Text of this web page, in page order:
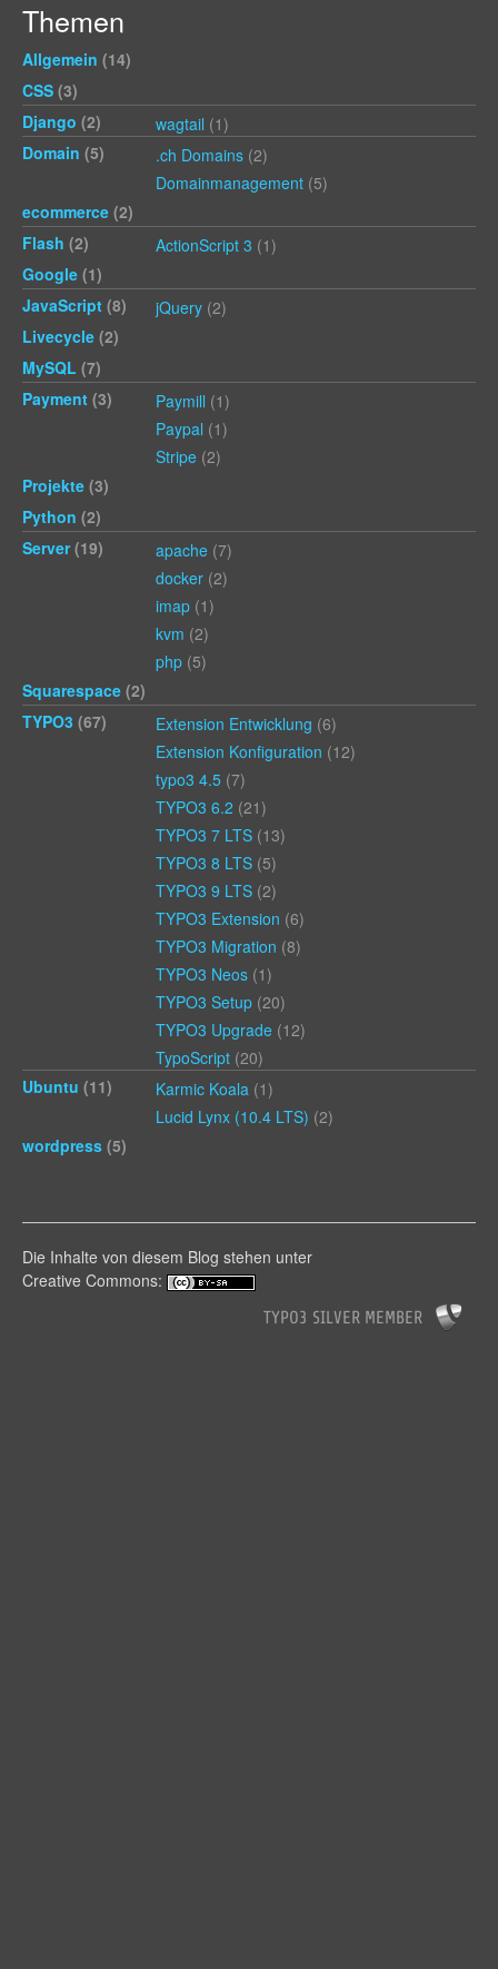
Themen
Allgemein (14)
CSS (3)
Django (2) wagtail (1)
Domain (5) .ch Domains (2)
Domainmanagement (5)
ecommerce (2)
Flash (2) ActionScript 3 (1)
Google (1)
JavaScript (8) jQuery (2)
Livecycle (2)
MySQL (7)
Payment (3) Paymill (1)
Paypal (1)
Stripe (2)
Projekte (3)
Python (2)
Server(19) apache (7)
docker (2)
imap (1)
kvm (2)
php (5)
Squarespace (2)
TYPO3 (67) Extension Entwicklung (6)
Extension Konfiguration (12)
typo3 4.5 (7)
TYPO3 6.2 (21)
TYPO3 7 LTS (13)
TYPO3 8 LTS (5)
TYPO3 9 LTS (2)
TYPO3 Extension (6)
TYPO3 Migration (8)
TYPO3 Neos (1)
TYPO3 Setup (20)
TYPO3 Upgrade (12)
TypoScript (20)
Ubuntu (11) Karmic Koala (1)
Lucid Lynx (10.4 LTS) (2)
wordpress (5)
Die Inhalte von diesem Blog stehen unter
Creative Commons: